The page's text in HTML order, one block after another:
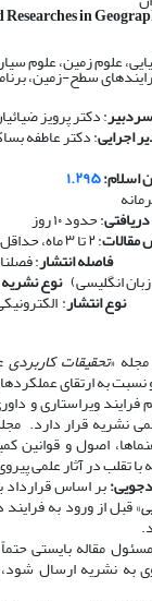
in
علوم زمین، علوم
سطح-زمین،
سردبیر: دکتر پرویز
اجرایی: دکتر عاطفه
۱.۲۹۵
: حدود ۱۰ روز
مقالات: ۲ تا ۳ ماه، حداقل دو داور
​​​​​​​فاصله انتشار:
انگلیسی) ​​​​​​​نوع نشریه
​​​​​​​نوع انتشار:
مجله «تحقیقات کاربردی
به ارتقای
ویراستاری و
نشریه قرار دارد.
با تقلب در آثار علمی
بر اساس قرارداد
» قبل از ورود به
مقاله بایستی
به نشریه ارسال